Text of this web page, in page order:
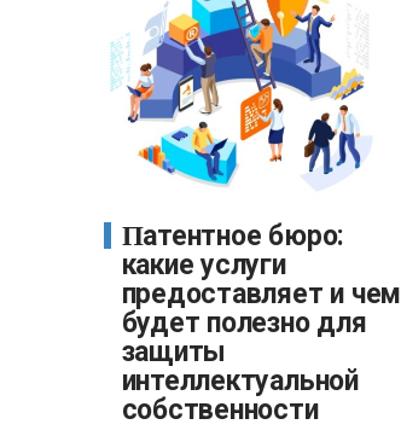
Патентное бюро:
какие услуги
предоставляет и чем
будет полезно для
защиты
интеллектуальной
собственности